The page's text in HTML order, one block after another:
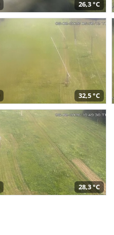
26,3 °C
32,5 °C
28,3 °C